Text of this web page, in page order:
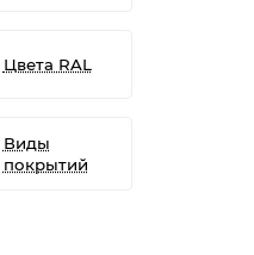
Цвета RAL
Виды
покрытий